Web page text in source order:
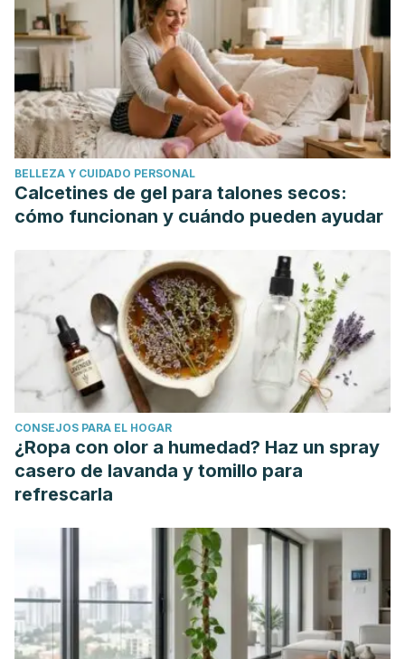
BELLEZA Y CUIDADO PERSONAL
Calcetines de gel para talones secos:
cómo funcionan y cuándo pueden ayudar
CONSEJOS PARA EL HOGAR
¿Ropa con olor a humedad? Haz un spray
casero de lavanda y tomillo para
refrescarla